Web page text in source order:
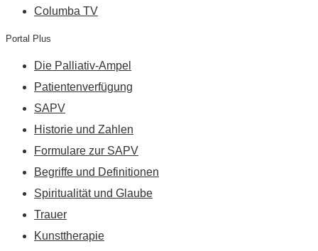
Columba TV
Portal Plus
Die Palliativ-Ampel
Patientenverfügung
SAPV
Historie und Zahlen
Formulare zur SAPV
Begriffe und Definitionen
Spiritualität und Glaube
Trauer
Kunsttherapie